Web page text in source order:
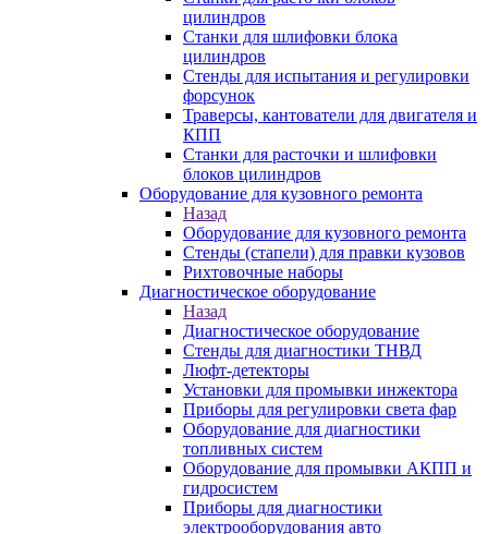
цилиндров
Станки для шлифовки блока
цилиндров
Стенды для испытания и регулировки
форсунок
Траверсы, кантователи для двигателя и
КПП
Станки для расточки и шлифовки
блоков цилиндров
Оборудование для кузовного ремонта
Назад
Оборудование для кузовного ремонта
Стенды (стапели) для правки кузовов
Рихтовочные наборы
Диагностическое оборудование
Назад
Диагностическое оборудование
Стенды для диагностики ТНВД
Люфт-детекторы
Установки для промывки инжектора
Приборы для регулировки света фар
Оборудование для диагностики
топливных систем
Оборудование для промывки АКПП и
гидросистем
Приборы для диагностики
электрооборудования авто